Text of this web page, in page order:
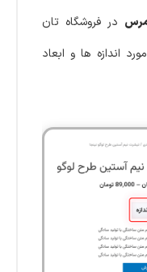
در فروشگاه تان
اندازه ها و ابعاد